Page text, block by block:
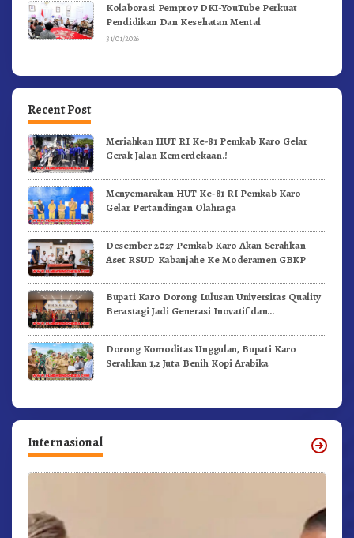
Kolaborasi Pemprov DKI-YouTube Perkuat
Pendidikan Dan Kesehatan Mental
31/01/2026
Recent Post
Meriahkan HUT RI Ke-81 Pemkab Karo Gelar
Gerak Jalan Kemerdekaan.!
Menyemarakan HUT Ke-81 RI Pemkab Karo
Gelar Pertandingan Olahraga
Desember 2027 Pemkab Karo Akan Serahkan
Aset RSUD Kabanjahe Ke Moderamen GBKP
Bupati Karo Dorong Lulusan Universitas Quality
Berastagi Jadi Generasi Inovatif dan
Dorong Komoditas Unggulan, Bupati Karo
Serahkan 1,2 Juta Benih Kopi Arabika
Internasional